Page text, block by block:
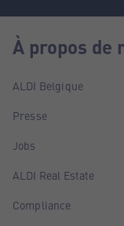
À propos de
ALDI Belgique
Presse
Jobs
ALDI Real Estate
Compliance